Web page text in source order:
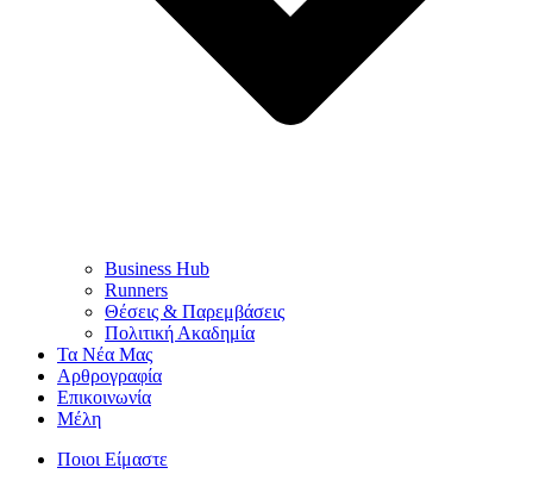
Business Hub
Runners
Θέσεις & Παρεμβάσεις
Πολιτική Ακαδημία
Τα Νέα Μας
Αρθρογραφία
Επικοινωνία
Μέλη
Ποιοι Είμαστε